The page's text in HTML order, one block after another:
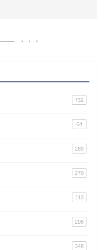
732
64
289
270
113
208
348